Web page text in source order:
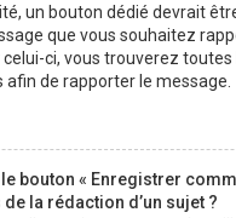
un bouton dédié devrait
que vous souhaitez
ci, vous trouverez toutes
afin de rapporter le message.
bouton « Enregistrer
la rédaction d’un sujet ?